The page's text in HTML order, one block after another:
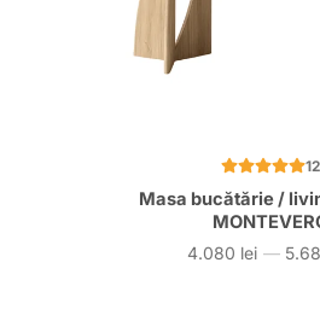
12
Masa bucătărie /
Preț
4.080 lei —